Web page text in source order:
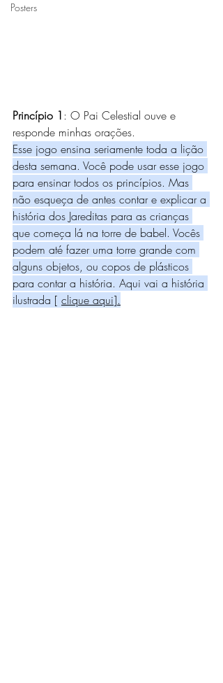
Posters
Princípio 1 : O Pai Celestial ouve e
responde minhas orações.
Esse jogo ensina seriamente toda a lição
desta semana. Você pode usar esse jogo
para ensinar todos os princípios. Mas
não esqueça de antes contar e explicar a
história dos Jareditas para as crianças
que começa lá na torre de babel. Vocês
podem até fazer uma torre grande com
alguns objetos, ou copos de plásticos
para contar a história. Aqui vai a história
ilustrada [ clique aqui].